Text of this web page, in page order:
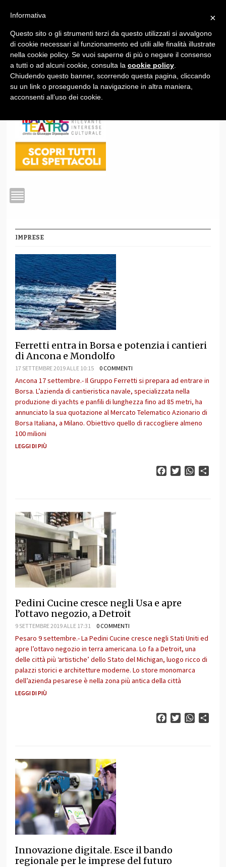
1
IMPRESE
Ferretti entra in Borsa e potenzia i cantieri
di Ancona e Mondolfo
17 SETTEMBRE 2019 ALLE 10:15 0 COMMENTI
Ancona 17 settembre.- Il Gruppo Ferretti si prepara ad entrare in
Borsa. L’azienda di cantieristica navale, specializzata nella
produzione di yachts e panfili di lunghezza fino ad 85 metri, ha
annunciato la sua quotazione al Mercato Telematico Azionario di
Borsa Italiana, a Milano. Obiettivo quello di raccogliere almeno
100 milioni
LEGGI DI PIÙ
FacebookTwitter
Pedini Cucine cresce negli Usa e apre
l’ottavo negozio, a Detroit
9 SETTEMBRE 2019 ALLE 17:31 0 COMMENTI
Pesaro 9 settembre.- La Pedini Cucine cresce negli Stati Uniti ed
apre l’ottavo negozio in terra americana. Lo fa a Detroit, una
delle città più ‘artistiche’ dello Stato del Michigan, luogo ricco di
palazzi storici e architetture moderne. Lo store monomarca
dell’azienda pesarese è nella zona più antica della città
LEGGI DI PIÙ
FacebookTwitter
Innovazione digitale. Esce il bando
regionale per le imprese del futuro
×
Informativa
Questo sito o gli strumenti terzi da questo utilizzati si avvalgono
di cookie necessari al funzionamento ed utili alle finalità illustrate
nella cookie policy. Se vuoi saperne di più o negare il consenso
a tutti o ad alcuni cookie, consulta la cookie policy
Chiudendo questo banner, scorrendo questa pagina, cliccando
su un link o proseguendo la navigazione in altra maniera,
acconsenti all’uso dei cookie.